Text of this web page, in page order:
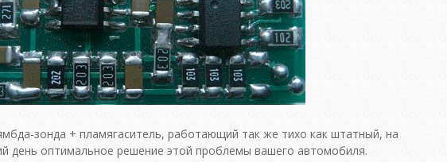
зонда + пламягаситель, работающий так же тихо как штатный, на
день оптимальное решение этой проблемы вашего автомобиля.